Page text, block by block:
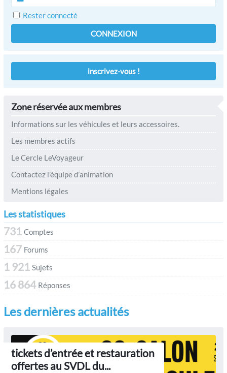
Rester connecté
CONNEXION
inscrivez-vous !
Zone réservée aux membres
Informations sur les véhicules et leurs accessoires.
Les membres actifs
Le Cercle LeVoyageur
Contactez l’équipe d’animation
Mentions légales
Les statistiques
731 Comptes
167 Forums
1 921 Sujets
16 864 Réponses
Les dernières actualités
tickets d’entrée et restauration
offertes au SVDL du...